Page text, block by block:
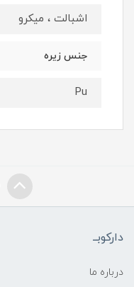
اشبالت ، میکرو
جنس زیره
Pu
دارکوبــ
درباره ما